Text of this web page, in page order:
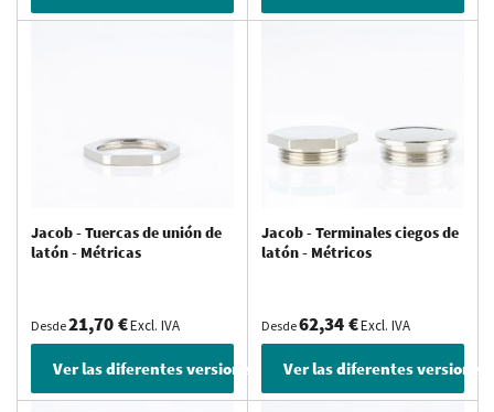
Jacob - Tuercas de unión de
latón - Métricas
Desde21,70 €Excl. IVA
Ver las diferentes versiones
Jacob - Terminales ciegos de
latón - Métricos
Desde62,34 €Excl. IVA
Ver las diferentes versiones